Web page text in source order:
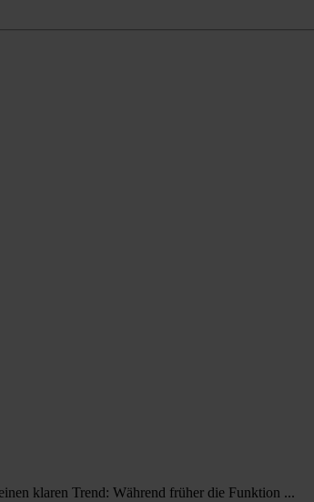
klaren Trend: Während früher die Funktion ...